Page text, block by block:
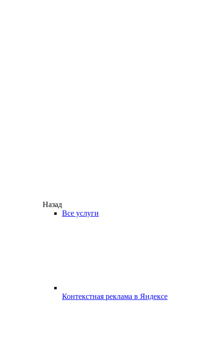
Назад
Все услуги
Контекстная реклама в Яндексе